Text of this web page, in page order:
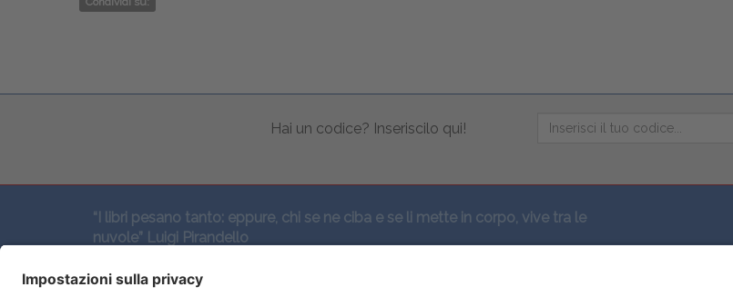
Hai un codice? Inseriscilo qui!
“I libri pesano tanto: eppure, chi se ne ciba e se li mette in corpo, vive tra le
nuvole” Luigi Pirandello